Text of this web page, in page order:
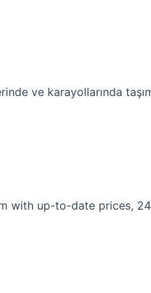
ve karayollarında
with up-to-date prices,